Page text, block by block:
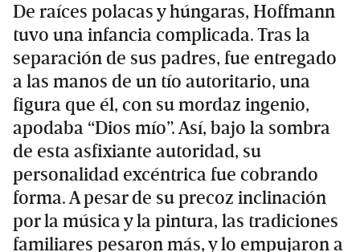
De raíces polacas y húngaras, Hoffmann
tuvo una infancia complicada. Tras la
separación de sus padres, fue entregado
a las manos de un tío autoritario, una
figura que él, con su mordaz ingenio,
apodaba “Dios mío”. Así, bajo la sombra
de esta asfixiante autoridad, su
personalidad excéntrica fue cobrando
forma. A pesar de su precoz inclinación
por la música y la pintura, las tradiciones
familiares pesaron más, y lo empujaron a